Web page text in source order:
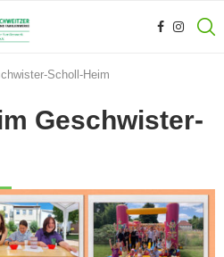
Scholl-Heim
Geschwister-